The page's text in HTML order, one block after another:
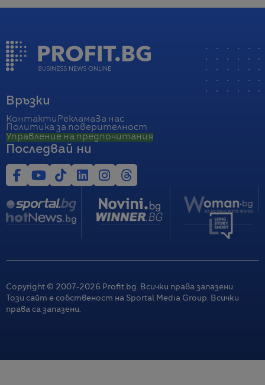
Връзки
Контакти РекламаЗа нас
Политика за поверителност
Управление на предпочитания
Последвай ни
Copyright © 2007-2026 Profit.bg. Всички права запазени.
Този сайт е собственост на Sportal Media Group. Всички
права са запазени.